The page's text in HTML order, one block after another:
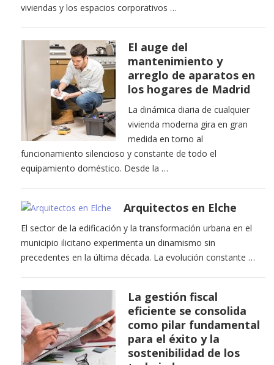
viviendas y los espacios corporativos …
El auge del
mantenimiento y
arreglo de aparatos en
los hogares de Madrid
La dinámica diaria de cualquier
vivienda moderna gira en gran
medida en torno al
funcionamiento silencioso y constante de todo el
equipamiento doméstico. Desde la …
Arquitectos en Elche
El sector de la edificación y la transformación urbana en el
municipio ilicitano experimenta un dinamismo sin
precedentes en la última década. La evolución constante …
La gestión fiscal
eficiente se consolida
como pilar fundamental
para el éxito y la
sostenibilidad de los